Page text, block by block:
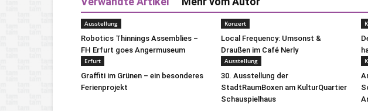
Ausstellung
Robotics Thinnings Assemblies –
FH Erfurt goes Angermuseum
Konzert
Local Frequency: Umsonst &
Draußen im Café Nerly
Erfurt
Graffiti im Grünen – ein besonderes
Ferienprojekt
Ausstellung
30. Ausstellung der
StadtRaumBoxen am KulturQuartier
Schauspielhaus